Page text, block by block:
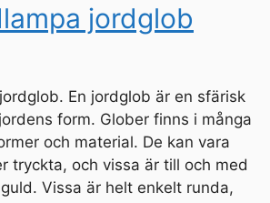
jordglob
En jordglob är en sfärisk
form. Glober finns i många
och material. De kan vara
tryckta, och vissa är till och med
Vissa är helt enkelt runda,